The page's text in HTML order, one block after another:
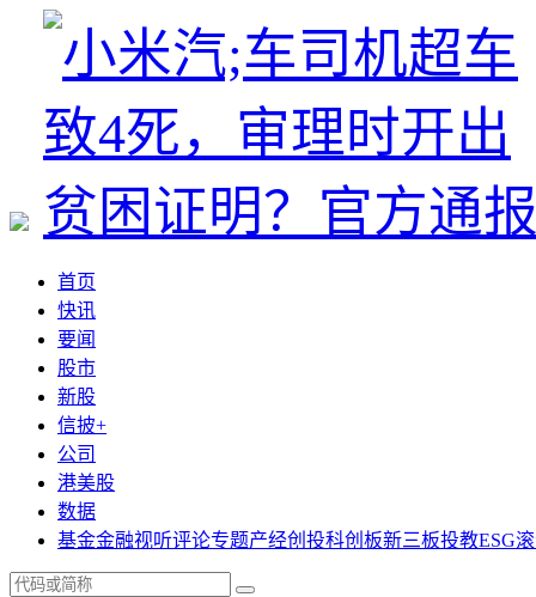
首页
快讯
要闻
股市
新股
信披+
公司
港美股
数据
基金金融视听评论专题产经创投科创板新三板投教ESG